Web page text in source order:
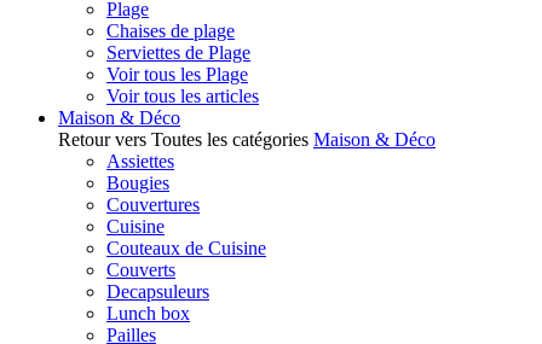
Plage
Chaises de plage
Serviettes de Plage
Voir tous les Plage
Voir tous les articles
Maison & Déco
Retour vers Toutes les catégories Maison & Déco
Assiettes
Bougies
Couvertures
Cuisine
Couteaux de Cuisine
Couverts
Decapsuleurs
Lunch box
Pailles